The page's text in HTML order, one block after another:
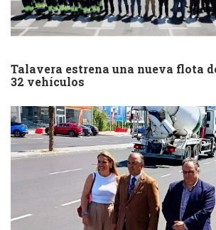
Talavera estrena una nueva flota
32 vehículos